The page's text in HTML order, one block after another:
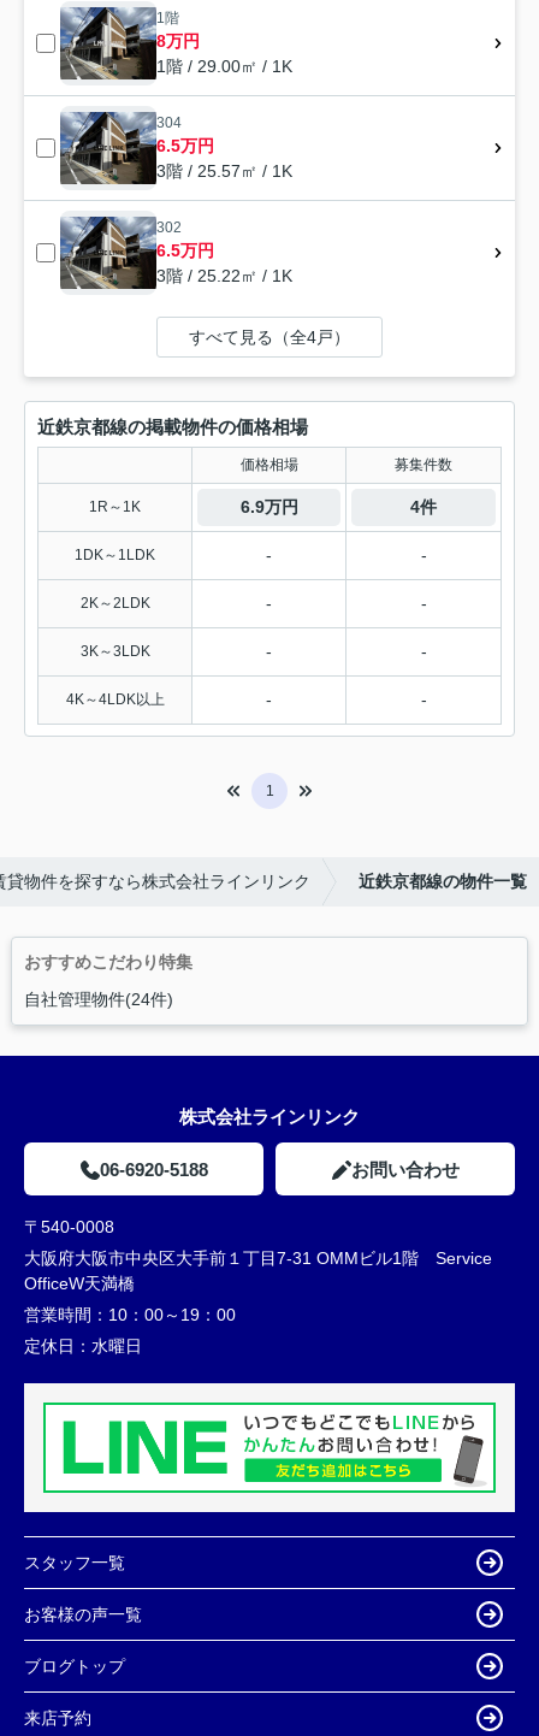
1階
8万円
1階 / 29.00㎡ / 1K
304
6.5万円
3階 / 25.57㎡ / 1K
302
6.5万円
3階 / 25.22㎡ / 1K
すべて見る（全4戸）
近鉄京都線の掲載物件の価格相場
価格相場 募集件数
1R～1K 6.9万円 4件
1DK～1LDK - -
2K～2LDK - -
3K～3LDK - -
4K～4LDK以上 - -
1
貸物件を探すなら株式会社ラインリンク 近鉄京都線の物件一覧
おすすめこだわり特集
自社管理物件(24件)
株式会社ラインリンク
06-6920-5188 お問い合わせ
〒540-0008
大阪府大阪市中央区大手前１丁目7-31 OMMビル1階 Service
OfficeW天満橋
営業時間： 10：00～19：00
定休日： 水曜日
スタッフ一覧
お客様の声一覧
ブログトップ
来店予約